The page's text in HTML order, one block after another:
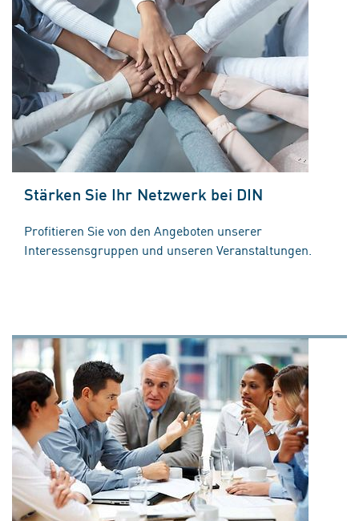
Stärken Sie Ihr Netzwerk bei DIN
Profitieren Sie von den Angeboten unserer
Interessensgruppen und unseren Veranstaltungen.